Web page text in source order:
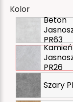
Kolor
Beton
PR63
Kamień
PR26
Szary